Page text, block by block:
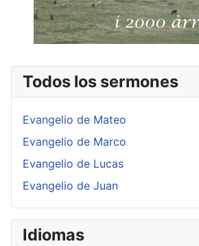
Todos los sermones
Evangelio de Mateo
Evangelio de Marco
Evangelio de Lucas
Evangelio de Juan
Idiomas